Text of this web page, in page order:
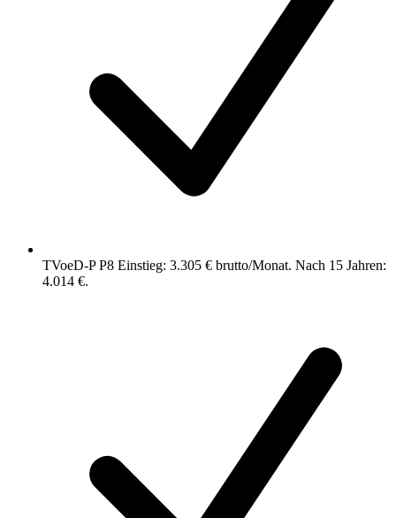
TVoeD-P P8 Einstieg: 3.305 € brutto/Monat. Nach 15 Jahren:
4.014 €.